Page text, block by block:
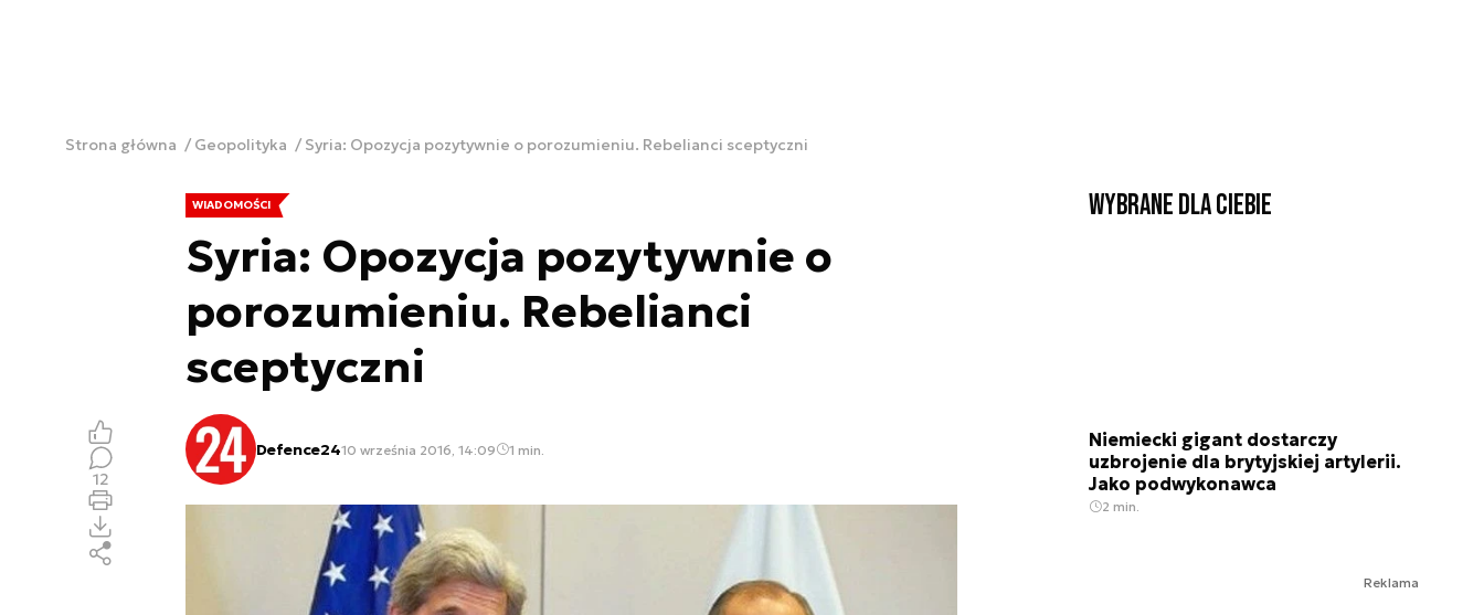
Strona główna Geopolityka Syria: Opozycja pozytywnie o porozumieniu. Rebelianci sceptyczni
WIADOMOŚCI
Syria: Opozycja pozytywnie o
porozumieniu. Rebelianci
sceptyczni
Defence2410 września 2016, 14:09 1 min.
12
Wybrane dla Ciebie
Niemiecki gigant dostarczy
uzbrojenie dla brytyjskiej artylerii.
Jako podwykonawca
2 min.
Reklama